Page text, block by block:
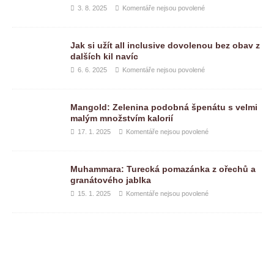
3. 8. 2025 Komentáře nejsou povolené
Jak si užít all inclusive dovolenou bez obav z
dalších kil navíc
6. 6. 2025 Komentáře nejsou povolené
Mangold: Zelenina podobná špenátu s velmi
malým množstvím kalorií
17. 1. 2025 Komentáře nejsou povolené
Muhammara: Turecká pomazánka z ořechů a
granátového jablka
15. 1. 2025 Komentáře nejsou povolené